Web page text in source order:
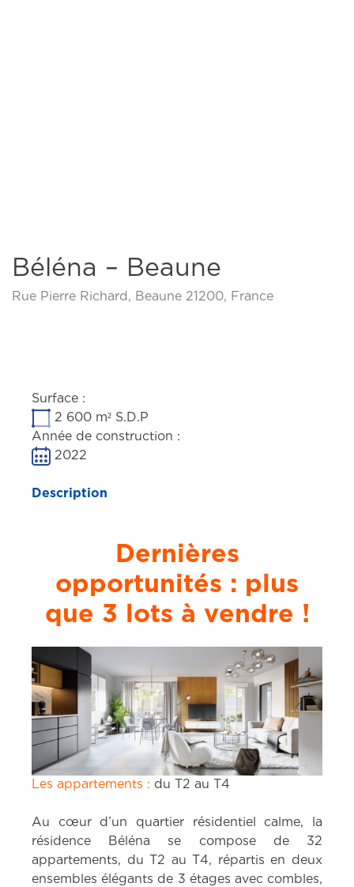
Béléna – Beaune
Rue Pierre Richard, Beaune 21200, France
Surface :
2 600 m² S.D.P
Année de construction :
2022
Description
Dernières
opportunités : plus
que 3 lots à vendre !
Les appartements : du T2 au T4
Au cœur d’un quartier résidentiel calme, la
résidence Béléna se compose de 32
appartements, du T2 au T4, répartis en deux
ensembles élégants de 3 étages avec combles,